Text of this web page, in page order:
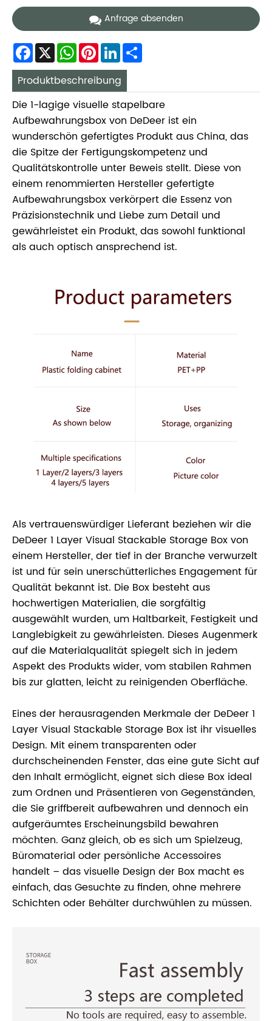
Anfrage absenden
Facebook
X WhatsApp
Pinterest
LinkedIn
Produktbeschreibung
Die 1-lagige visuelle stapelbare
Aufbewahrungsbox von DeDeer ist ein
wunderschön gefertigtes Produkt aus China, das
die Spitze der Fertigungskompetenz und
Qualitätskontrolle unter Beweis stellt. Diese von
einem renommierten Hersteller gefertigte
Aufbewahrungsbox verkörpert die Essenz von
Präzisionstechnik und Liebe zum Detail und
gewährleistet ein Produkt, das sowohl funktional
als auch optisch ansprechend ist.
Als vertrauenswürdiger Lieferant beziehen wir die
DeDeer 1 Layer Visual Stackable Storage Box von
einem Hersteller, der tief in der Branche verwurzelt
ist und für sein unerschütterliches Engagement für
Qualität bekannt ist. Die Box besteht aus
hochwertigen Materialien, die sorgfältig
ausgewählt wurden, um Haltbarkeit, Festigkeit und
Langlebigkeit zu gewährleisten. Dieses Augenmerk
auf die Materialqualität spiegelt sich in jedem
Aspekt des Produkts wider, vom stabilen Rahmen
bis zur glatten, leicht zu reinigenden Oberfläche.
Eines der herausragenden Merkmale der DeDeer 1
Layer Visual Stackable Storage Box ist ihr visuelles
Design. Mit einem transparenten oder
durchscheinenden Fenster, das eine gute Sicht auf
den Inhalt ermöglicht, eignet sich diese Box ideal
zum Ordnen und Präsentieren von Gegenständen,
die Sie griffbereit aufbewahren und dennoch ein
aufgeräumtes Erscheinungsbild bewahren
möchten. Ganz gleich, ob es sich um Spielzeug,
Büromaterial oder persönliche Accessoires
handelt – das visuelle Design der Box macht es
einfach, das Gesuchte zu finden, ohne mehrere
Schichten oder Behälter durchwühlen zu müssen.